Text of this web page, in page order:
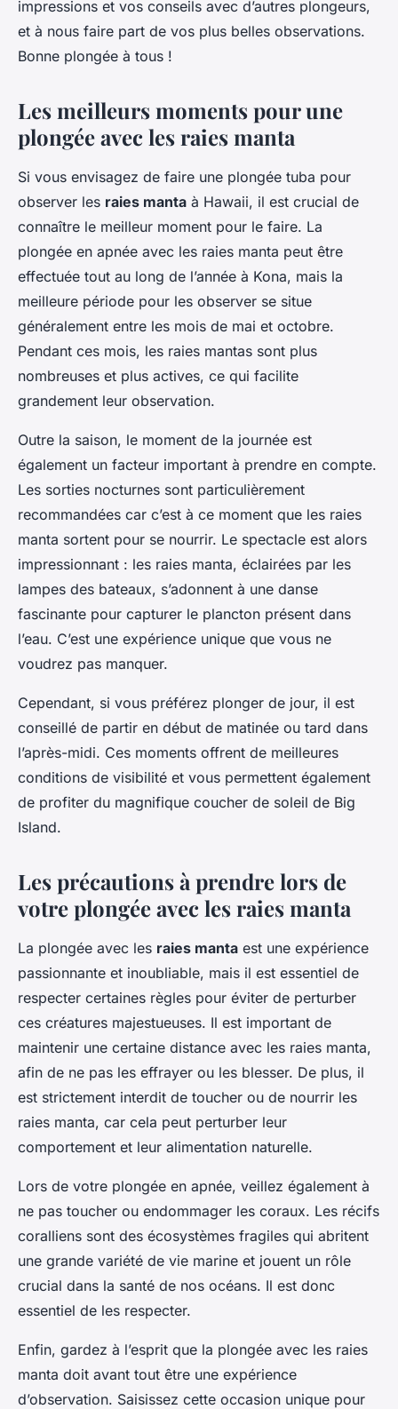
impressions et vos conseils avec d’autres plongeurs,
et à nous faire part de vos plus belles observations.
Bonne plongée à tous !
Les meilleurs moments pour une
plongée avec les raies manta
Si vous envisagez de faire une plongée tuba pour
observer les raies manta à Hawaii, il est crucial de
connaître le meilleur moment pour le faire. La
plongée en apnée avec les raies manta peut être
effectuée tout au long de l’année à Kona, mais la
meilleure période pour les observer se situe
généralement entre les mois de mai et octobre.
Pendant ces mois, les raies mantas sont plus
nombreuses et plus actives, ce qui facilite
grandement leur observation.
Outre la saison, le moment de la journée est
également un facteur important à prendre en compte.
Les sorties nocturnes sont particulièrement
recommandées car c’est à ce moment que les raies
manta sortent pour se nourrir. Le spectacle est alors
impressionnant : les raies manta, éclairées par les
lampes des bateaux, s’adonnent à une danse
fascinante pour capturer le plancton présent dans
l’eau. C’est une expérience unique que vous ne
voudrez pas manquer.
Cependant, si vous préférez plonger de jour, il est
conseillé de partir en début de matinée ou tard dans
l’après-midi. Ces moments offrent de meilleures
conditions de visibilité et vous permettent également
de profiter du magnifique coucher de soleil de Big
Island.
Les précautions à prendre lors de
votre plongée avec les raies manta
La plongée avec les raies manta est une expérience
passionnante et inoubliable, mais il est essentiel de
respecter certaines règles pour éviter de perturber
ces créatures majestueuses. Il est important de
maintenir une certaine distance avec les raies manta,
afin de ne pas les effrayer ou les blesser. De plus, il
est strictement interdit de toucher ou de nourrir les
raies manta, car cela peut perturber leur
comportement et leur alimentation naturelle.
Lors de votre plongée en apnée, veillez également à
ne pas toucher ou endommager les coraux. Les récifs
coralliens sont des écosystèmes fragiles qui abritent
une grande variété de vie marine et jouent un rôle
crucial dans la santé de nos océans. Il est donc
essentiel de les respecter.
Enfin, gardez à l’esprit que la plongée avec les raies
manta doit avant tout être une expérience
d’observation. Saisissez cette occasion unique pour